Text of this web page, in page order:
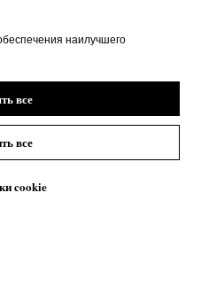
наилучшего
все
все
cookie